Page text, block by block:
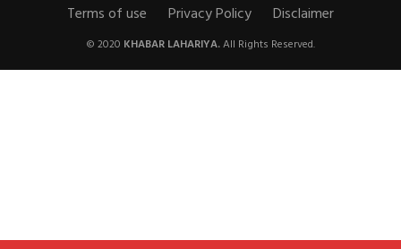
Terms of use
Privacy Policy Disclaimer
© 2020 KHABAR LAHARIYA.All Rights Reserved.